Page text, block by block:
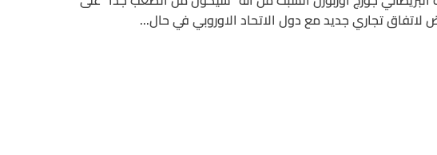
لاتفاق تجاري جديد مع دول الاتحاد الاوروبي في حال...